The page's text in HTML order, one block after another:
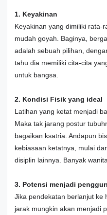
1. Keyakinan
Keyakinan yang dimiliki rata-
mudah goyah. Baginya,
adalah sebuah pilihan,
tahu dia memiliki cita-cita
untuk bangsa.
2. Kondisi Fisik yang ideal
Latihan yang ketat menjadi
Maka tak jarang postur
bagaikan ksatria. Andapun
kebiasaan ketatnya, mulai
disiplin lainnya. Banyak
3. Potensi menjadi
Jika pendekatan berlanjut ke
jarak mungkin akan menjadi